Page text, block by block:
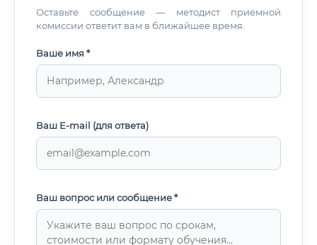
Оставьте сообщение — методист приемной
комиссии ответит вам в ближайшее время.
Ваше имя *
Ваш E-mail (для ответа)
Ваш вопрос или сообщение *